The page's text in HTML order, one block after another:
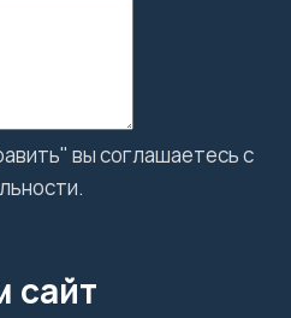
вы соглашаетесь с
сайт